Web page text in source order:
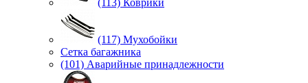
(117) Мухобойки
Сетка багажника
(101) Аварийные принадлежности